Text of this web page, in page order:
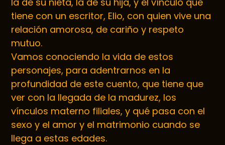
tiene con un escritor, Elio, con quien vive una
relación amorosa, de cariño y respeto
mutuo.
Vamos conociendo la vida de estos
personajes, para adentrarnos en la
profundidad de este cuento, que tiene que
ver con la llegada de la madurez, los
vínculos materno filiales, y qué pasa con el
sexo y el amor y el matrimonio cuando se
llega a estas edades.